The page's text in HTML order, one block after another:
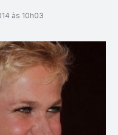
às 10h03